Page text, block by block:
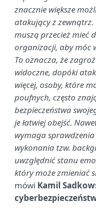
znacznie większe
atakujący z
muszą przecież mieć
organizacji, aby móc
To oznacza, że
widoczne, dopóki
więcej, osoby, które
poufnych, często
bezpieczeństwa
je łatwiej obejść.
wymaga
wykonania tzw.
uwzględnić stanu
który może zmieniać
mówi Kamil